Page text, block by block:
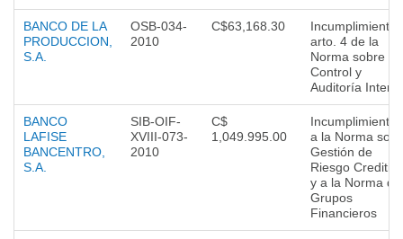
BANCO DE LA
PRODUCCION,
S.A.
OSB-034-
2010
C$63,168.30
Incumplimiento
arto. 4 de la
Norma sobre
Control y
Auditoría
BANCO
LAFISE
BANCENTRO,
S.A.
SIB-OIF-
XVIII-073-
2010
C$
1,049.995.00
Incumplimientos
a la Norma
Gestión de
Riesgo
y a la Norma de
Grupos
Financieros